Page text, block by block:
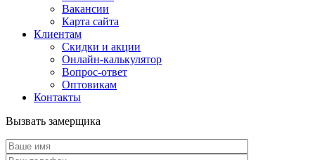
Вакансии
Карта сайта
Клиентам
Скидки и акции
Онлайн-калькулятор
Вопрос-ответ
Оптовикам
Контакты
Вызвать замерщика